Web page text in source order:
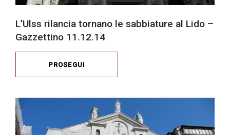
L’Ulss rilancia tornano le sabbiature al Lido –
Gazzettino 11.12.14
PROSEGUI